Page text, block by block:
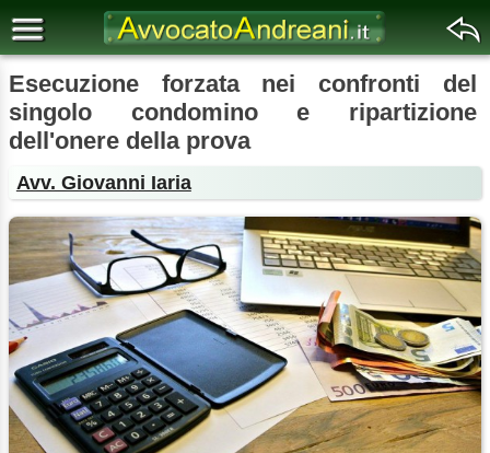
Esecuzione forzata nei confronti del
singolo condomino e ripartizione
dell'onere della prova
Avv. Giovanni Iaria